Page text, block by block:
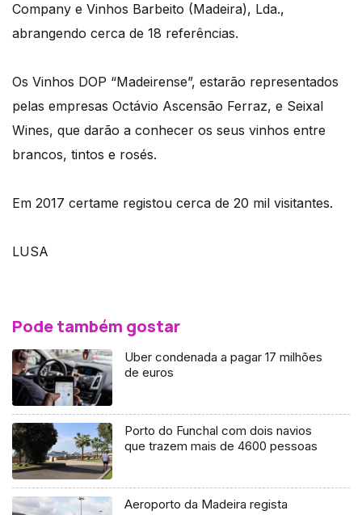
Company e Vinhos Barbeito (Madeira), Lda.,
abrangendo cerca de 18 referências.
Os Vinhos DOP “Madeirense”, estarão representados
pelas empresas Octávio Ascensão Ferraz, e Seixal
Wines, que darão a conhecer os seus vinhos entre
brancos, tintos e rosés.
Em 2017 certame registou cerca de 20 mil visitantes.
LUSA
Pode também gostar
Uber condenada a pagar 17 milhões
de euros
Porto do Funchal com dois navios
que trazem mais de 4600 pessoas
Aeroporto da Madeira regista